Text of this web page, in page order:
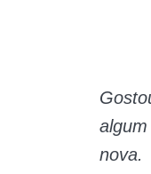
nova.